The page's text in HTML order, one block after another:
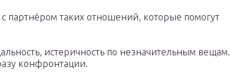
партнёром таких отношений, которые помогут
истеричность по незначительным вещам.
конфронтации.